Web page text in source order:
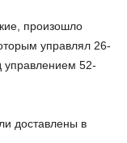
произошло
управлял 26-
управлением 52-
доставлены в